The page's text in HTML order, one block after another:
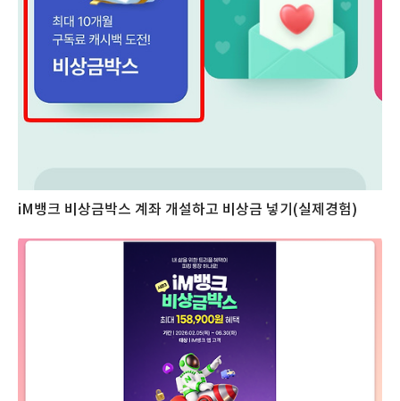
iM뱅크 비상금박스 계좌 개설하고 비상금 넣기(실제경험)